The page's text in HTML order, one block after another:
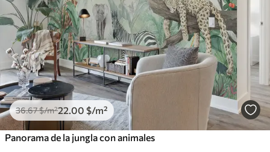
36.67$/m²22 .00 $/m²
Panorama de la jungla con animales